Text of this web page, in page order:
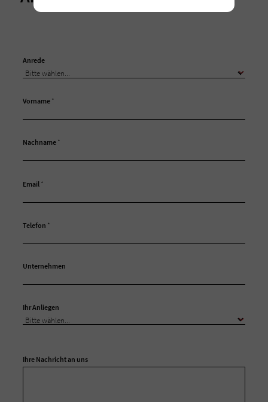
Anrede
Vorname *
Nachname *
Email *
Telefon *
Unternehmen
Ihr Anliegen
Ihre Nachricht an uns